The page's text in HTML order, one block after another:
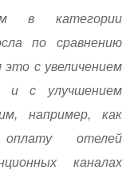
в категории
по сравнению
с увеличением
и с улучшением
например, как
отелей
каналах